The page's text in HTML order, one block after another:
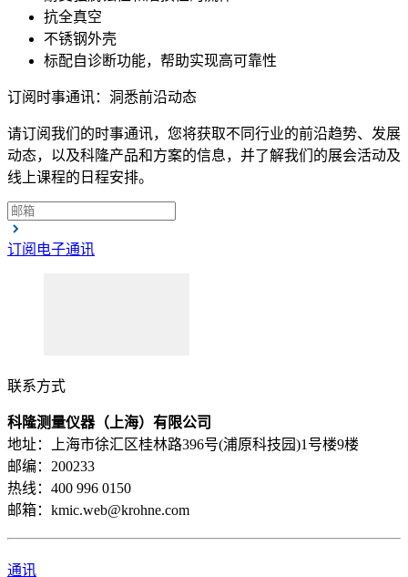
抗全真空
不锈钢外壳
标配自诊断功能，帮助实现高可靠性
订阅时事通讯：洞悉前沿动态
请订阅我们的时事通讯，您将获取不同行业的前沿趋势、发展
动态，以及科隆产品和方案的信息，并了解我们的展会活动及
线上课程的日程安排。
订阅电子通讯
联系方式
科隆测量仪器（上海）有限公司
地址：上海市徐汇区桂林路396号(浦原科技园)1号楼9楼
邮编：200233
热线：400 996 0150
邮箱：kmic.web@krohne.com
通讯